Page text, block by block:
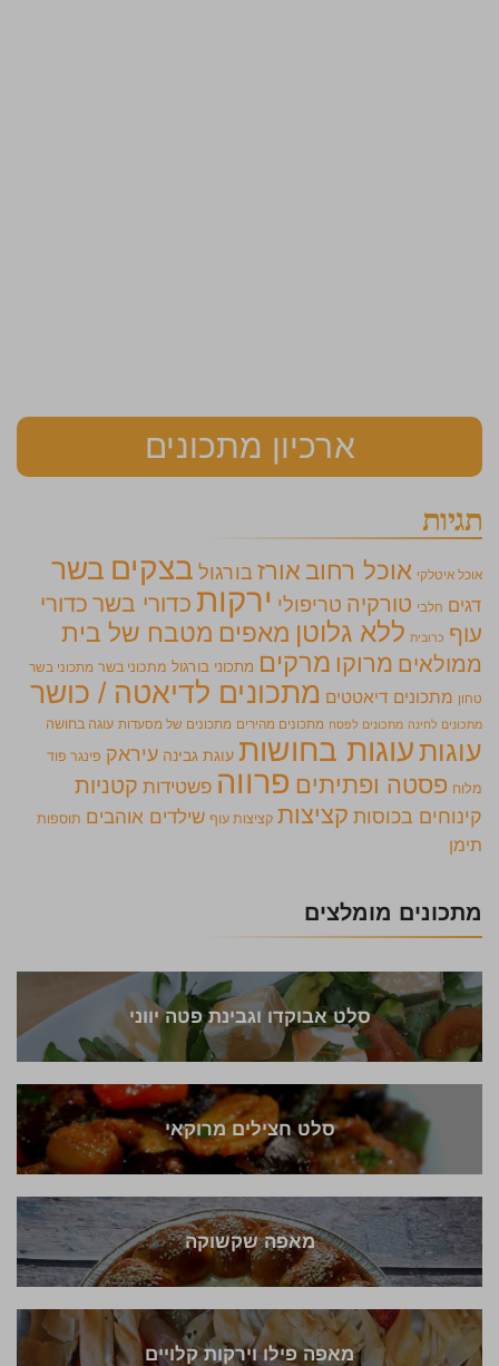
ארכיון מתכונים
תגיות
אוכל איטלקי אוכל רחוב אורזבורגול בצקים בשר
דגים חלבי טורקיה טריפולי ירקות כדורי בשר כדורי
עוף כרובית ללא גלוטן מאפים מטבח של בית
ממולאים מרוקו מרקים מתכוני בורגול מתכוני בשר מתכוני בשר
טחון מתכונים דיאטטים מתכונים לדיאטה / כושר
מתכונים לחינה מתכונים לפסח מתכונים מהירים מתכונים של מסעדות עוגה בחושה
עוגותעוגות בחושות עוגת גבינה עיראק פינגר פוד
מלוח פסטה ופתיתים פרווה פשטידות קטניות
קינוחים בכוסות קציצות קציצות עוף שילדים אוהבים תוספות
תימן
מתכונים מומלצים
סלט אבוקדו וגבינת פטה יווני
סלט חצילים מרוקאי
מאפה שקשוקה
מאפה פילו וירקות קלויים